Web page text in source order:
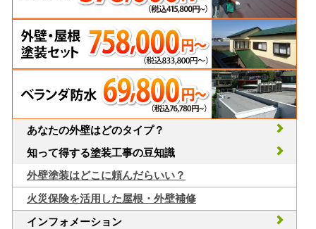
あなたの外壁はどのタイプ？
知って得する塗装工事の豆知識
外壁塗装はどこに頼んだらいい？
火災保険を活用した屋根・外壁補修
インフォメーション